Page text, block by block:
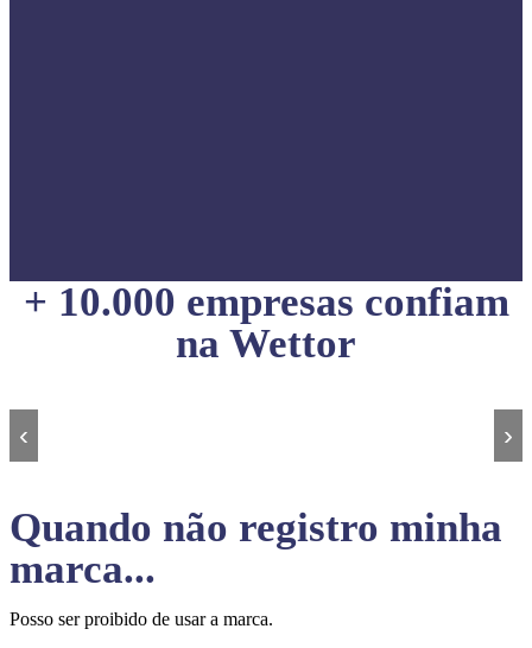
+ 10.000 empresas confiam
na Wettor
‹ ›
Quando não registro minha
marca...
Posso ser proibido de usar a marca.